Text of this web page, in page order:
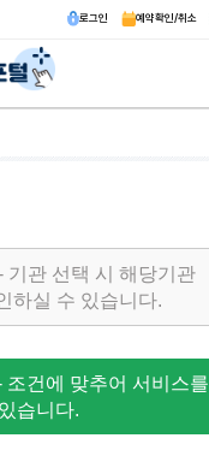
로그인 예약확인/취소
기관 선택 시 해당기관
하실 수 있습니다.
조건에 맞추어 서비스를
습니다.